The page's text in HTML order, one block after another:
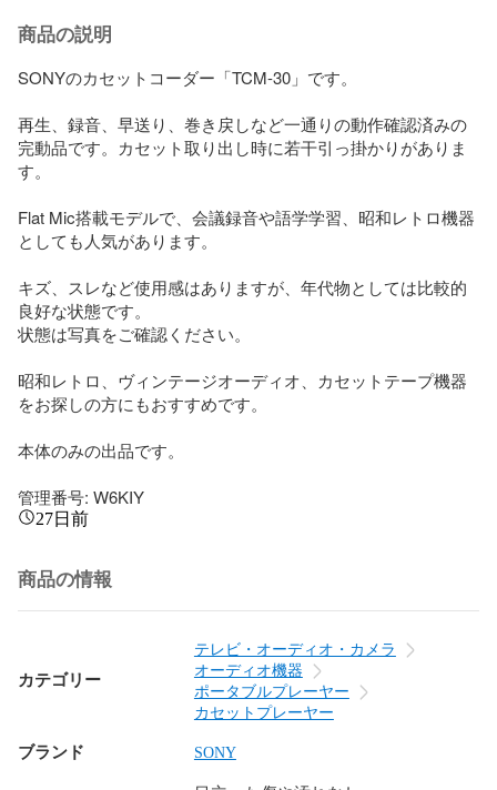
商品の説明
SONYのカセットコーダー「TCM-30」です。
再生、録音、早送り、巻き戻しなど一通りの動作確認済みの
完動品です。カセット取り出し時に若干引っ掛かりがありま
す。
Flat Mic搭載モデルで、会議録音や語学学習、昭和レトロ機器
としても人気があります。
キズ、スレなど使用感はありますが、年代物としては比較的
良好な状態です。
状態は写真をご確認ください。
昭和レトロ、ヴィンテージオーディオ、カセットテープ機器
をお探しの方にもおすすめです。
本体のみの出品です。
管理番号: W6KIY
27日前
商品の情報
カテゴリー
テレビ・オーディオ・カメラ
オーディオ機器
ポータブルプレーヤー
カセットプレーヤー
ブランド SONY